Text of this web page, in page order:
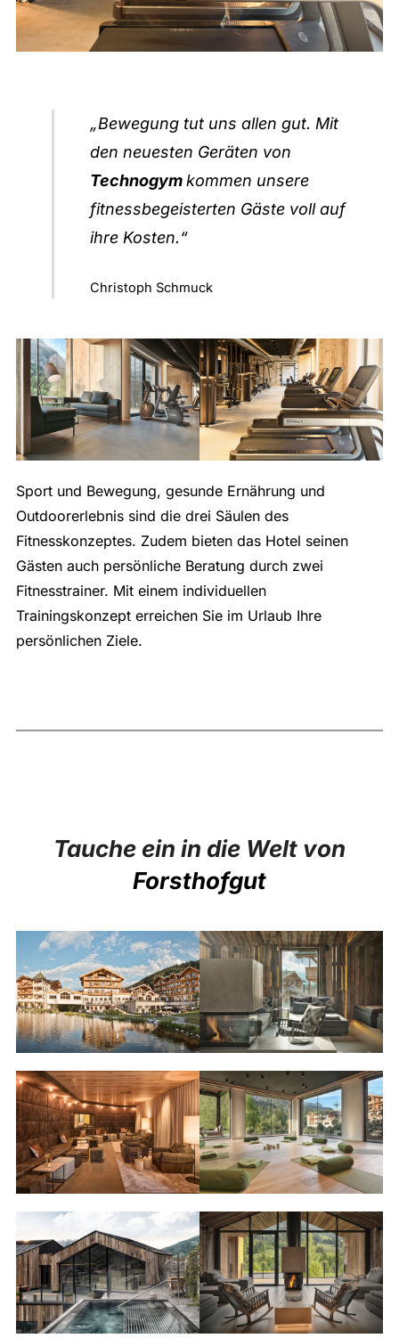
„Bewegung tut uns allen gut. Mit
den neuesten Geräten von
Technogymkommen unsere
fitnessbegeisterten Gäste voll auf
ihre Kosten.“
Christoph Schmuck
Sport und Bewegung, gesunde Ernährung und
Outdoorerlebnis sind die drei Säulen des
Fitnesskonzeptes. Zudem bieten das Hotel seinen
Gästen auch persönliche Beratung durch zwei
Fitnesstrainer. Mit einem individuellen
Trainingskonzept erreichen Sie im Urlaub Ihre
persönlichen Ziele.
Tauche ein in die Welt von
Forsthofgut